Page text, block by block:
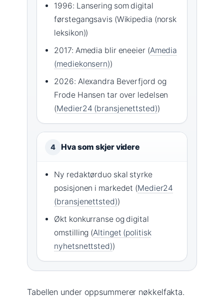
1996: Lansering som digital
førstegangsavis (Wikipedia (norsk
leksikon))
2017: Amedia blir eneeier (Amedia
(mediekonsern))
2026: Alexandra Beverfjord og
Frode Hansen tar over ledelsen
(Medier24 (bransjenettsted))
4 Hva som skjer videre
Ny redaktørduo skal styrke
posisjonen i markedet (Medier24
(bransjenettsted))
Økt konkurranse og digital
omstilling (Altinget (politisk
nyhetsnettsted))
Tabellen under oppsummerer nøkkelfakta.